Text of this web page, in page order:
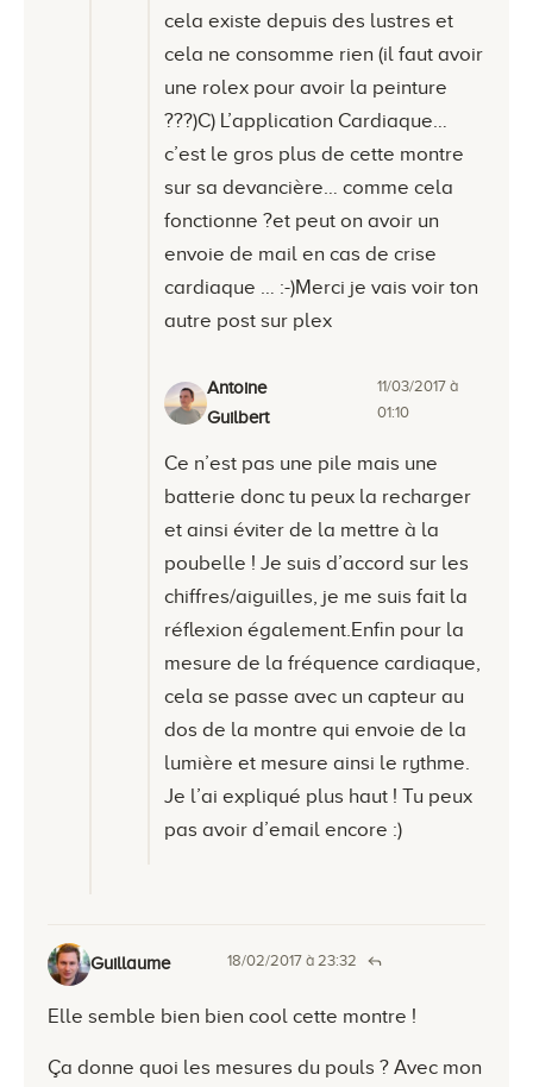
cela existe depuis des lustres et
cela ne consomme rien (il faut avoir
une rolex pour avoir la peinture
???)C) L’application Cardiaque…
c’est le gros plus de cette montre
sur sa devancière… comme cela
fonctionne ?et peut on avoir un
envoie de mail en cas de crise
cardiaque … :-)Merci je vais voir ton
autre post sur plex
Antoine
Guilbert
11/03/2017 à
01:10
Ce n’est pas une pile mais une
batterie donc tu peux la recharger
et ainsi éviter de la mettre à la
poubelle ! Je suis d’accord sur les
chiffres/aiguilles, je me suis fait la
réflexion également.Enfin pour la
mesure de la fréquence cardiaque,
cela se passe avec un capteur au
dos de la montre qui envoie de la
lumière et mesure ainsi le rythme.
Je l’ai expliqué plus haut ! Tu peux
pas avoir d’email encore :)
Guillaume 18/02/2017 à 23:32
Elle semble bien bien cool cette montre !
Ça donne quoi les mesures du pouls ? Avec mon